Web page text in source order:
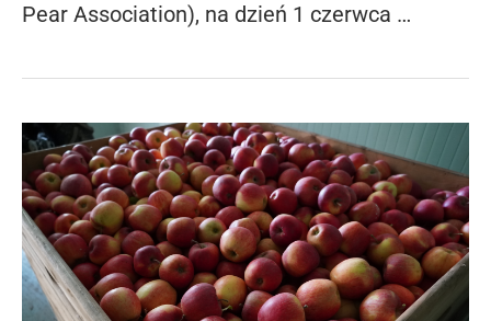
Pear Association), na dzień 1 czerwca …